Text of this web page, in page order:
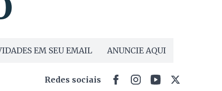
EM SEU EMAIL ANUNCIE AQUI
Redes sociais